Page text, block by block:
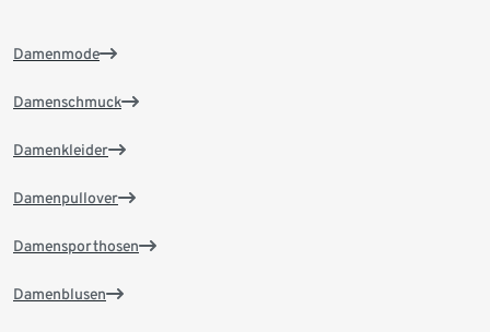
Damenmode
Damenschmuck
Damenkleider
Damenpullover
Damensporthosen
Damenblusen